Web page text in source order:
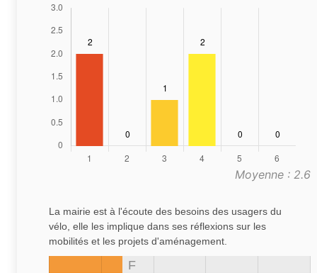
Moyenne : 2.6
La mairie est à l'écoute des besoins des usagers du
vélo, elle les implique dans ses réflexions sur les
mobilités et les projets d'aménagement.
F